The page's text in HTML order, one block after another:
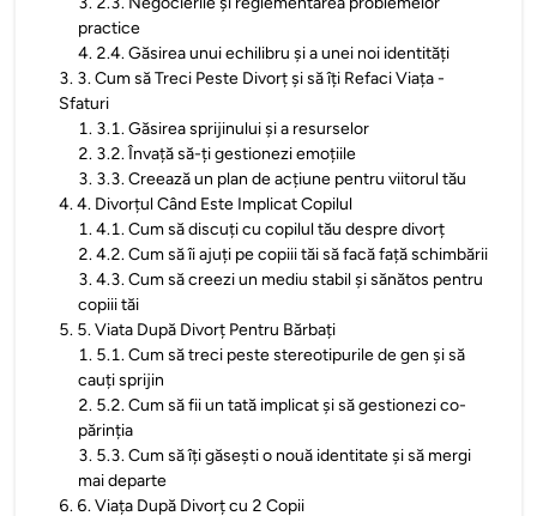
practice
4. 2.4. Găsirea unui echilibru și a unei noi identități
3. 3. Cum să Treci Peste Divorț și să îți Refaci Viața -
Sfaturi
1. 3.1. Găsirea sprijinului și a resurselor
2. 3.2. Învață să-ți gestionezi emoțiile
3. 3.3. Creează un plan de acțiune pentru viitorul tău
4.4. Divorțul Când Este Implicat Copilul
1.4.1. Cum să discuți cu copilul tău despre divorț
2.4.2. Cum să îi ajuți pe copiii tăi să facă față schimbării
3.4.3. Cum să creezi un mediu stabil și sănătos pentru
copiii tăi
5. 5. Viata După Divorț Pentru Bărbați
1. 5.1. Cum să treci peste stereotipurile de gen și să
cauți sprijin
2. 5.2. Cum să fii un tată implicat și să gestionezi co-
părinția
3. 5.3. Cum să îți găsești o nouă identitate și să mergi
mai departe
6. 6. Viața După Divorț cu 2 Copii